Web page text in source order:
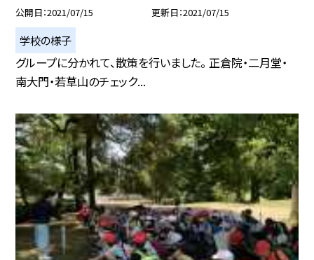
公開日 2021/07/15 更新日 2021/07/15
学校の様子
グループに分かれて、散策を行いました。 正倉院・二月堂・
南大門・若草山のチェック...